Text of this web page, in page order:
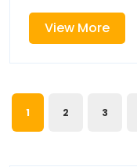
View MoreView
More
1 2 3